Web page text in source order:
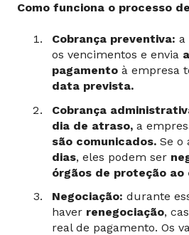
Como funciona o processo
Cobrança preventiva: a
os vencimentos e envia
pagamento à empresa
data prevista.
Cobrança
dia de atraso, a
são comunicados. Se o
dias, eles podem ser
órgãos de proteção ao
Negociação: durante
haver renegociação,
real de pagamento. Os